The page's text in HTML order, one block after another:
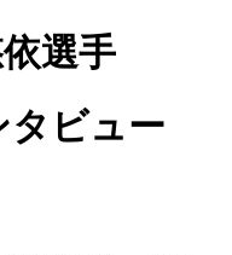
選手
タビュー